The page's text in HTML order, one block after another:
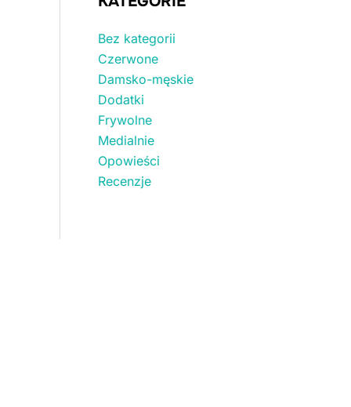
Bez kategorii
Czerwone
Damsko-męskie
Dodatki
Frywolne
Medialnie
Opowieści
Recenzje